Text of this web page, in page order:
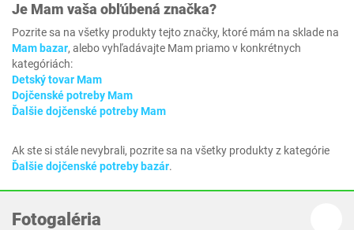
Je Mam vaša obľúbená značka?
Pozrite sa na všetky produkty tejto značky, ktoré mám na sklade na
Mam bazar, alebo vyhľadávajte Mam priamo v konkrétnych
kategóriách:
Detský tovar Mam
Dojčenské potreby Mam
Ďalšie dojčenské potreby Mam
Ak ste si stále nevybrali, pozrite sa na všetky produkty z kategórie
Ďalšie dojčenské potreby bazár.
Fotogaléria